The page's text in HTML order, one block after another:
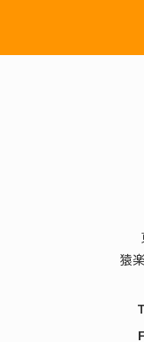
猿